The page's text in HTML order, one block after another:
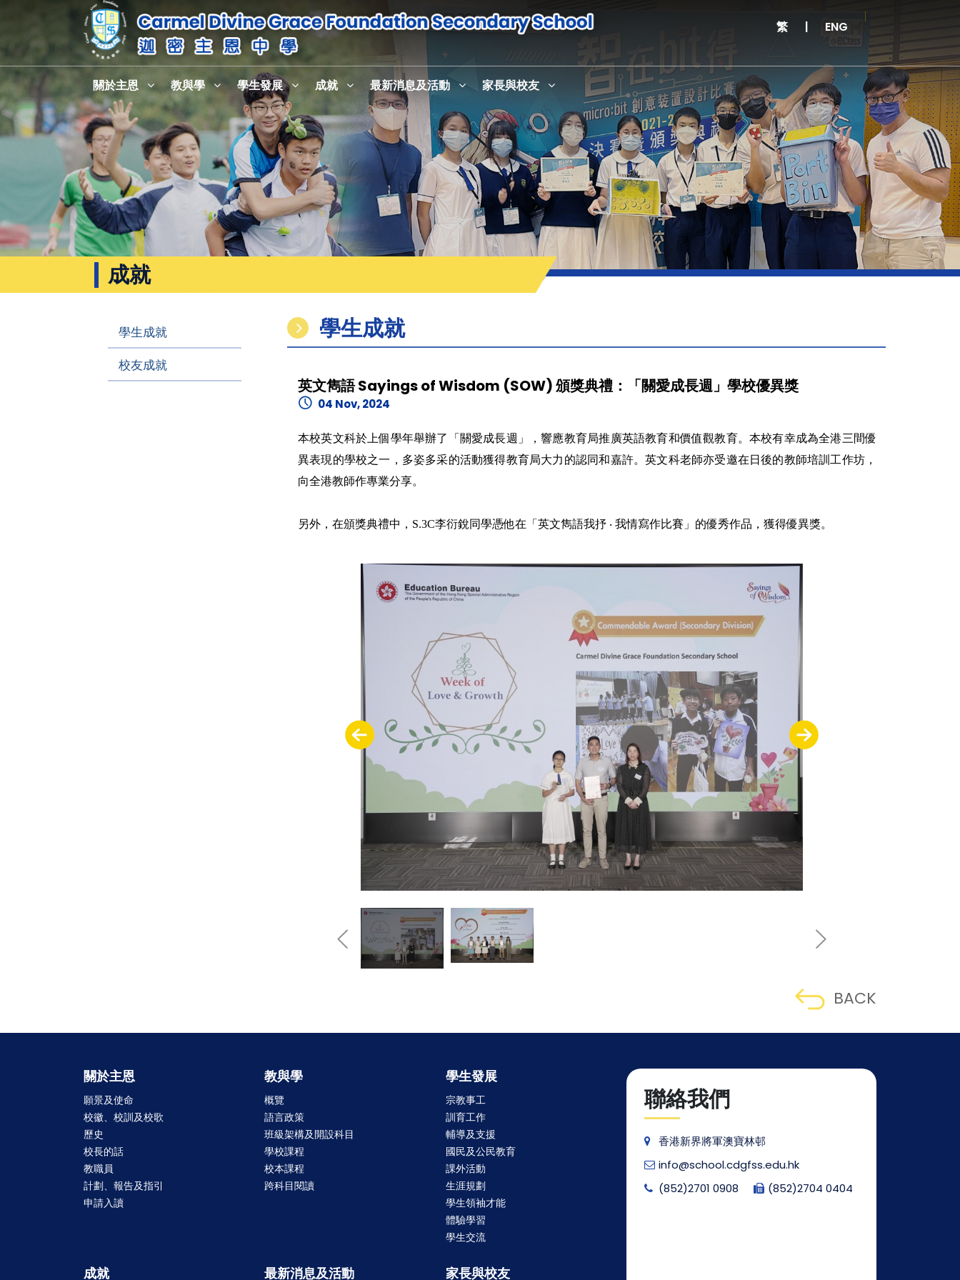
繁 | ENG
關於主恩 教與學 學生發展 成就 最新消息及活動 家長與校友
成就
學生成就
校友成就
學生成就
英文雋語 Sayings of Wisdom (SOW) 頒獎典禮：「關愛成長週」學校優異獎
04 Nov, 2024
本校英文科於上個學年舉辦了「關愛成長週」，響應教育局推廣英語教育和價值觀教育。本校有幸成為全港三間優
異表現的學校之一，多姿多采的活動獲得教育局大力的認同和嘉許。英文科老師亦受邀在日後的教師培訓工作坊，
向全港教師作專業分享。
另外，在頒獎典禮中，S.3C李衍銳同學憑他在「英文雋語我抒 ‧ 我情寫作比賽」的優秀作品，獲得優異獎。
BACK
關於主恩
願景及使命
校徽、校訓及校歌
歷史
校長的話
教職員
計劃、報告及指引
申請入讀
教與學
概覽
語言政策
班級架構及開設科目
學校課程
校本課程
跨科目閱讀
學生發展
宗教事工
訓育工作
輔導及支援
國民及公民教育
課外活動
生涯規劃
學生領袖才能
體驗學習
學生交流
成就 最新消息及活動 家長與校友
聯絡我們
香港新界將軍澳寶林邨
info@school.cdgfss.edu.hk
(852)2701 0908
(852)2704 0404